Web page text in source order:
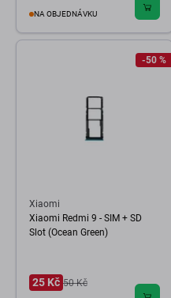
NA OBJEDNÁVKU
-50 %
Xiaomi
Xiaomi Redmi 9 - SIM + SD
Slot (Ocean Green)
25 Kč 50 Kč